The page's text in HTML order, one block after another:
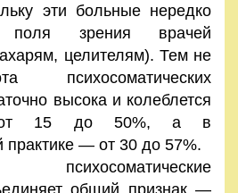
эти больные нередко
зрения врачей
целителям). Тем не
психосоматических
высока и колеблется
от 15 до 50%, а в
— от 30 до 57%.
психосоматические
общий признак —